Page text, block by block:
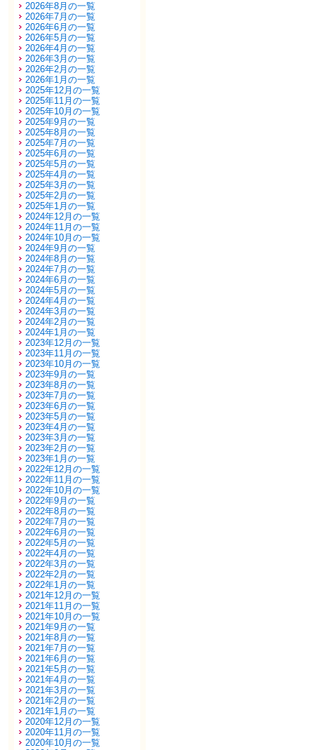
2026年8月の一覧
2026年7月の一覧
2026年6月の一覧
2026年5月の一覧
2026年4月の一覧
2026年3月の一覧
2026年2月の一覧
2026年1月の一覧
2025年12月の一覧
2025年11月の一覧
2025年10月の一覧
2025年9月の一覧
2025年8月の一覧
2025年7月の一覧
2025年6月の一覧
2025年5月の一覧
2025年4月の一覧
2025年3月の一覧
2025年2月の一覧
2025年1月の一覧
2024年12月の一覧
2024年11月の一覧
2024年10月の一覧
2024年9月の一覧
2024年8月の一覧
2024年7月の一覧
2024年6月の一覧
2024年5月の一覧
2024年4月の一覧
2024年3月の一覧
2024年2月の一覧
2024年1月の一覧
2023年12月の一覧
2023年11月の一覧
2023年10月の一覧
2023年9月の一覧
2023年8月の一覧
2023年7月の一覧
2023年6月の一覧
2023年5月の一覧
2023年4月の一覧
2023年3月の一覧
2023年2月の一覧
2023年1月の一覧
2022年12月の一覧
2022年11月の一覧
2022年10月の一覧
2022年9月の一覧
2022年8月の一覧
2022年7月の一覧
2022年6月の一覧
2022年5月の一覧
2022年4月の一覧
2022年3月の一覧
2022年2月の一覧
2022年1月の一覧
2021年12月の一覧
2021年11月の一覧
2021年10月の一覧
2021年9月の一覧
2021年8月の一覧
2021年7月の一覧
2021年6月の一覧
2021年5月の一覧
2021年4月の一覧
2021年3月の一覧
2021年2月の一覧
2021年1月の一覧
2020年12月の一覧
2020年11月の一覧
2020年10月の一覧